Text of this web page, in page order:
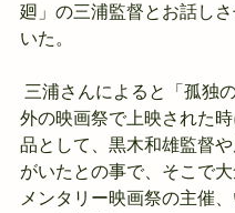
廻」の三浦監督とお話し
いた。
外の映画祭で上映された
品として、黒木和雄監督
がいたとの事で、そこで
メンタリー映画祭の主催